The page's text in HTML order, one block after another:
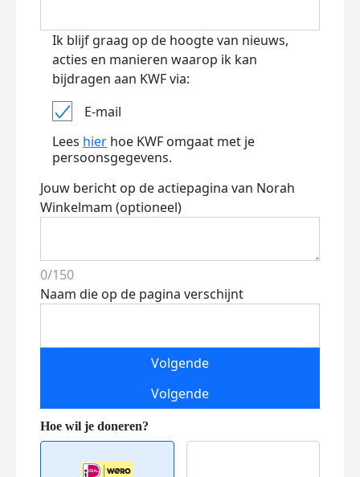
Ik blijf graag op de hoogte van nieuws,
acties en manieren waarop ik kan
bijdragen aan KWF via:
E-mail
Lees hier hoe KWF omgaat met je
persoonsgegevens.
Jouw bericht op de actiepagina van Norah
Winkelmam (optioneel)
0/150
Naam die op de pagina verschijnt
Volgende
Volgende